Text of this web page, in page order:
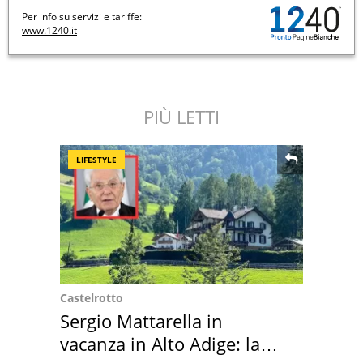
Per info su servizi e tariffe:
www.1240.it
PIÙ LETTI
LIFESTYLE
Castelrotto
Sergio Mattarella in
vacanza in Alto Adige: la